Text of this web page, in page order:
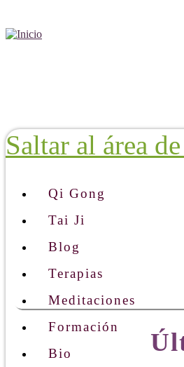
Saltar al área
Qi Gong
Tai Ji
Blog
Terapias
Meditaciones
Formación
Bio